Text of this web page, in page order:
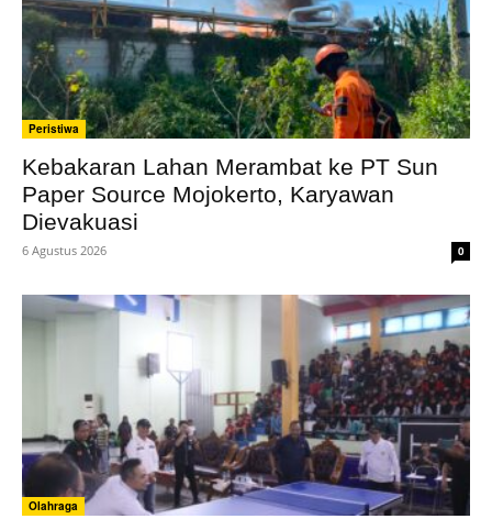
Peristiwa
Kebakaran Lahan Merambat ke PT Sun
Paper Source Mojokerto, Karyawan
Dievakuasi
6 Agustus 2026 0
Olahraga